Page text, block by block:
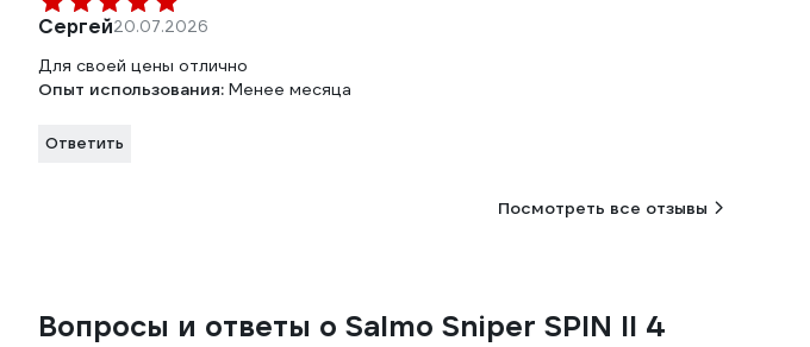
Сергей20.07.2026
Для своей цены отлично
Опыт использования: Менее месяца
Ответить
Посмотреть все отзывы
Вопросы и ответы о Salmo Sniper SPIN II 4